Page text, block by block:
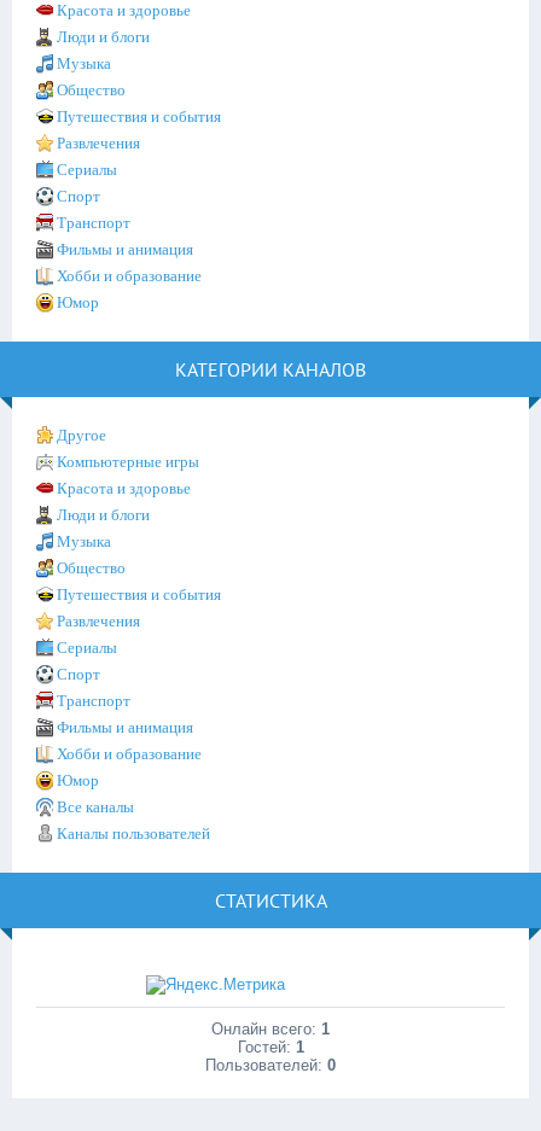
Красота и здоровье
Люди и блоги
Музыка
Общество
Путешествия и события
Развлечения
Сериалы
Спорт
Транспорт
Фильмы и анимация
Хобби и образование
Юмор
КАТЕГОРИИ КАНАЛОВ
Другое
Компьютерные игры
Красота и здоровье
Люди и блоги
Музыка
Общество
Путешествия и события
Развлечения
Сериалы
Спорт
Транспорт
Фильмы и анимация
Хобби и образование
Юмор
Все каналы
Каналы пользователей
СТАТИСТИКА
Онлайн всего: 1
Гостей: 1
Пользователей: 0